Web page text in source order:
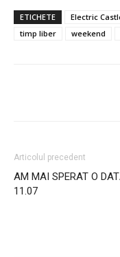
ETICHETE Electric
timp liber
weekend
Articolul precedent
AM MAI SPERAT O
11.07